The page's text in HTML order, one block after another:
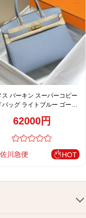
ス バーキン スーパーコピー
ッグ ライトブルー ゴール
62000円
佐川急便 HOT